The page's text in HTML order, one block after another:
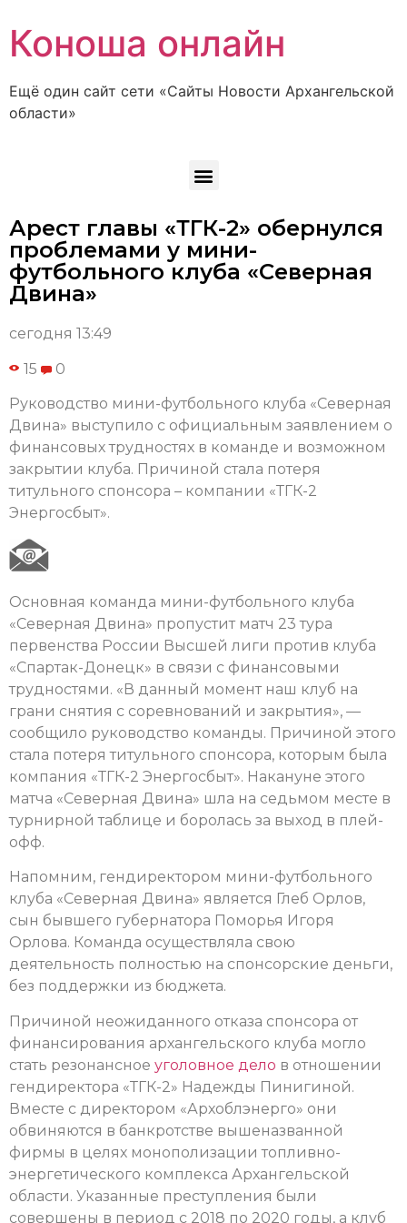
Коноша онлайн
Ещё один сайт сети «Сайты Новости Архангельской
области»
Арест главы «ТГК-2» обернулся
проблемами у мини-
футбольного клуба «Северная
Двина»
сегодня 13:49
15 0
Руководство мини-футбольного клуба «Северная
Двина» выступило с официальным заявлением о
финансовых трудностях в команде и возможном
закрытии клуба. Причиной стала потеря
титульного спонсора – компании «ТГК-2
Энергосбыт».
Основная команда мини-футбольного клуба
«Северная Двина» пропустит матч 23 тура
первенства России Высшей лиги против клуба
«Спартак-Донецк» в связи с финансовыми
трудностями. «В данный момент наш клуб на
грани снятия с соревнований и закрытия», —
сообщило руководство команды. Причиной этого
стала потеря титульного спонсора, которым была
компания «ТГК-2 Энергосбыт». Накануне этого
матча «Северная Двина» шла на седьмом месте в
турнирной таблице и боролась за выход в плей-
офф.
Напомним, гендиректором мини-футбольного
клуба «Северная Двина» является Глеб Орлов,
сын бывшего губернатора Поморья Игоря
Орлова. Команда осуществляла свою
деятельность полностью на спонсорские деньги,
без поддержки из бюджета.
Причиной неожиданного отказа спонсора от
финансирования архангельского клуба могло
стать резонансное уголовное дело в отношении
гендиректора «ТГК-2» Надежды Пинигиной.
Вместе с директором «Архоблэнерго» они
обвиняются в банкротстве вышеназванной
фирмы в целях монополизации топливно-
энергетического комплекса Архангельской
области. Указанные преступления были
совершены в период с 2018 по 2020 годы, а клуб